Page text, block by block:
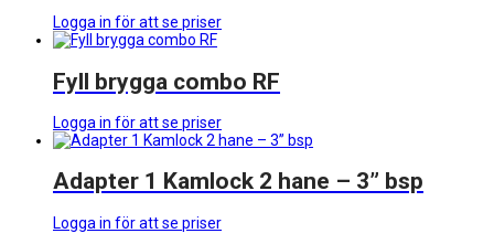
Logga in för att se priser
Fyll brygga combo RF
Logga in för att se priser
Adapter 1 Kamlock 2 hane – 3” bsp
Logga in för att se priser